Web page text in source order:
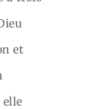
et